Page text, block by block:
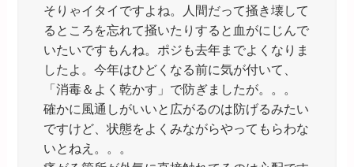
そりゃイタイですよね。人間だって掻き壊して
るところを忘れて掻いたりすると血がにじんで
いたいですもんね。ポジも去年までよくなりま
したよ。今年はひどくなる前に気が付いて、
「消毒＆よく乾かす」で防ぎましたが。。。
確かに風通しがいいと広がるのは防げるみたい
ですけど、状態をよくみながらやってもらわな
いとねえ。。。